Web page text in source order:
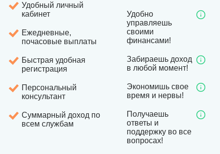
Удобный личный
кабинет
Ежедневные,
почасовые выплаты
Быстрая удобная
регистрация
Персональный
консультант
Суммарный доход по
всем службам
Удобно
управляешь
своими
финансами!
Забираешь доход
в любой момент!
Экономишь свое
время и нервы!
Получаешь
ответы и
поддержку во все
вопросах!